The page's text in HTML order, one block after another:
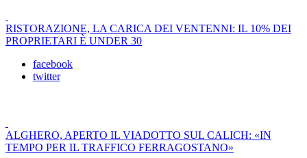
RISTORAZIONE, LA CARICA DEI VENTENNI: IL 10% DEI
PROPRIETARI È UNDER 30
facebook
twitter
ALGHERO, APERTO IL VIADOTTO SUL CALICH: «IN
TEMPO PER IL TRAFFICO FERRAGOSTANO»